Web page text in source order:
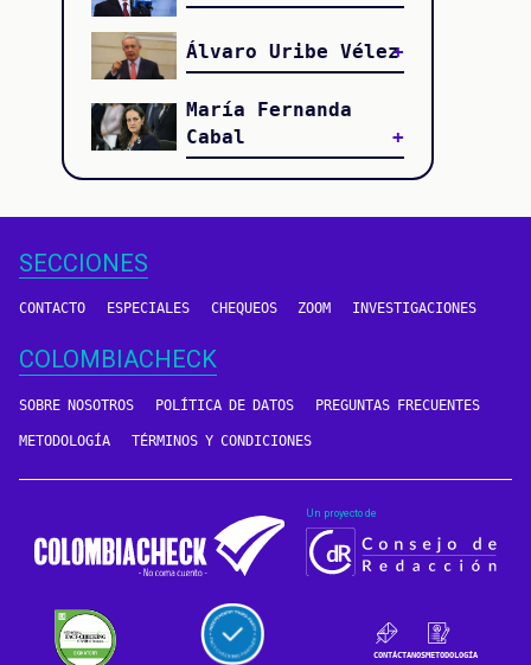
Álvaro Uribe Vélez
María Fernanda
Cabal
SECCIONES
CONTACTO ESPECIALES CHEQUEOS ZOOM INVESTIGACIONES
COLOMBIACHECK
SOBRE NOSOTROS POLÍTICA DE DATOS PREGUNTAS FRECUENTES
METODOLOGÍA TÉRMINOS Y CONDICIONES
Un proyecto de
CONTÁCTANOSMETODOLOGÍA